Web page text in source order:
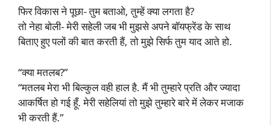
फिर विकास ने पूछा- तुम बताओ, तुम्हें क्या लगता है?
तो नेहा बोली- मेरी सहेली जब भी मुझसे अपने बॉयफ्रेंड के साथ
बिताए हुए पलों की बात करती हैं, तो मुझे सिर्फ तुम याद आते हो.
“क्या मतलब?”
“मतलब मेरा भी बिल्कुल वही हाल है. मैं भी तुम्हारे प्रति और ज्यादा
आकर्षित हो गई हूँ. मेरी सहेलियां तो मुझे तुम्हारे बारे में लेकर मजाक
भी करती हैं.”